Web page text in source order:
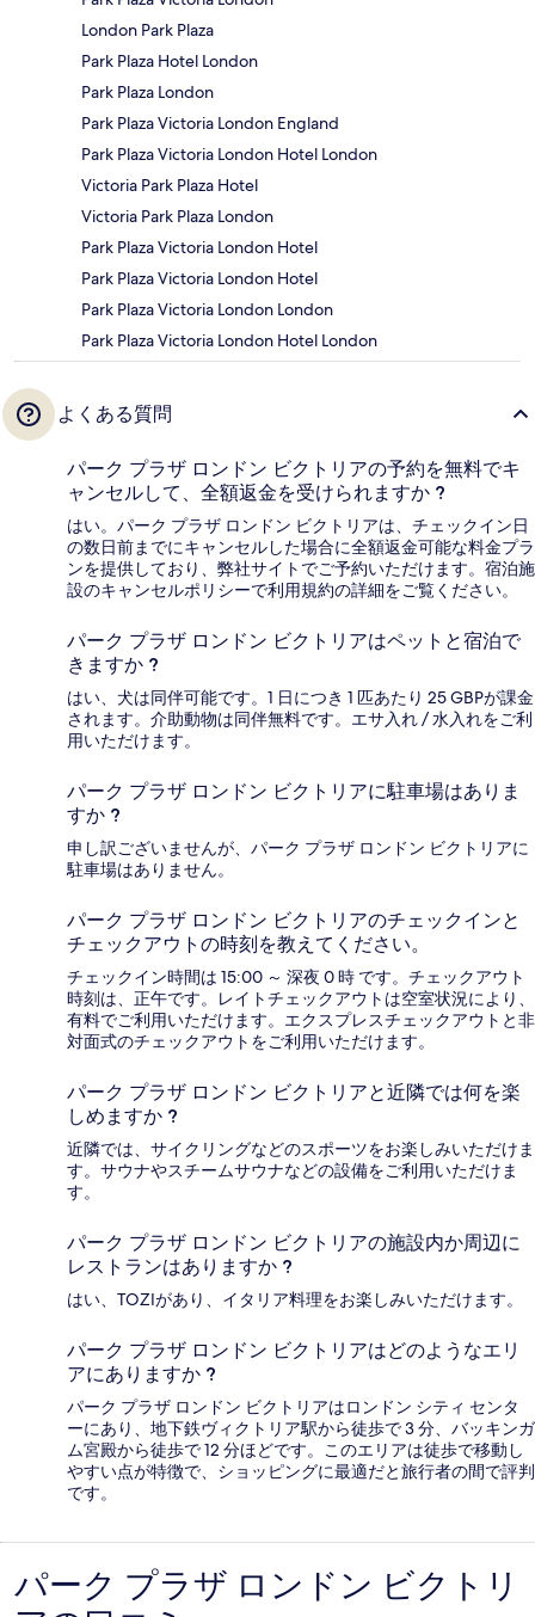
London Park Plaza
Park Plaza Hotel London
Park Plaza London
Park Plaza Victoria London England
Park Plaza Victoria London Hotel London
Victoria Park Plaza Hotel
Victoria Park Plaza London
Park Plaza Victoria London Hotel
Park Plaza Victoria London Hotel
Park Plaza Victoria London London
Park Plaza Victoria London Hotel London
よくある質問
パーク プラザ ロンドン ビクトリアの予約を無料でキ
ャンセルして、全額返金を受けられますか ?
はい。パーク プラザ ロンドン ビクトリアは、チェックイン日
の数日前までにキャンセルした場合に全額返金可能な料金プラ
ンを提供しており、弊社サイトでご予約いただけます。宿泊施
設のキャンセルポリシーで利用規約の詳細をご覧ください。
パーク プラザ ロンドン ビクトリアはペットと宿泊で
きますか ?
はい、犬は同伴可能です。1 日につき 1 匹あたり 25 GBPが課金
されます。介助動物は同伴無料です。エサ入れ / 水入れをご利
用いただけます。
パーク プラザ ロンドン ビクトリアに駐車場はありま
すか ?
申し訳ございませんが、パーク プラザ ロンドン ビクトリアに
駐車場はありません。
パーク プラザ ロンドン ビクトリアのチェックインと
チェックアウトの時刻を教えてください。
チェックイン時間は 15:00 ～ 深夜 0 時 です。チェックアウト
時刻は、正午です。レイトチェックアウトは空室状況により、
有料でご利用いただけます。エクスプレスチェックアウトと非
対面式のチェックアウトをご利用いただけます。
パーク プラザ ロンドン ビクトリアと近隣では何を楽
しめますか ?
近隣では、サイクリングなどのスポーツをお楽しみいただけま
す。サウナやスチームサウナなどの設備をご利用いただけま
す。
パーク プラザ ロンドン ビクトリアの施設内か周辺に
レストランはありますか ?
はい、TOZIがあり、イタリア料理をお楽しみいただけます。
パーク プラザ ロンドン ビクトリアはどのようなエリ
アにありますか ?
パーク プラザ ロンドン ビクトリアはロンドン シティ センタ
ーにあり、地下鉄ヴィクトリア駅から徒歩で 3 分、バッキンガ
ム宮殿から徒歩で 12 分ほどです。このエリアは徒歩で移動し
やすい点が特徴で、ショッピングに最適だと旅行者の間で評判
です。
口
パーク プラザ ロンドン ビクトリ